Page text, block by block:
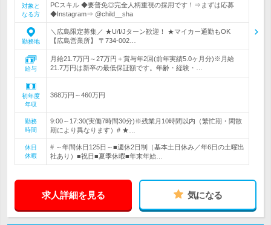
対象と
なる方
PCスキル ◆要普免◎完全人柄重視の採用です！⇒まずは応募
◆Instagram⇒ @child__sha
勤務地
＼広島限定募集／ ★U/I/Jターン歓迎！ ★マイカー通勤もOK
【広島営業所】 〒734-002…
給与
月給21.7万円～27万円＋賞与年2回(前年実績5.0ヶ月分)※月給
21.7万円は新卒の最低保証額です。年齢・経験・…
初年度
年収
368万円～460万円
勤務
時間
9:00～17:30(実働7時間30分)※残業月10時間以内（繁忙期・閑散
期により異なります）# ★…
休日
休暇
# ～年間休日125日～■週休2日制（基本土日休み／年6日の土曜出
社あり）■祝日■夏季休暇■年末年始…
求人詳細を見る 気になる